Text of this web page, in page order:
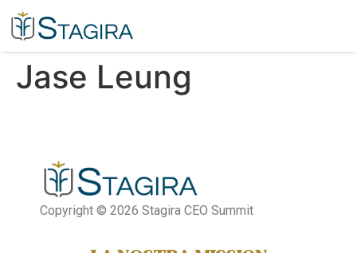
Jase Leung​
Copyright © 2026 Stagira CEO Summit